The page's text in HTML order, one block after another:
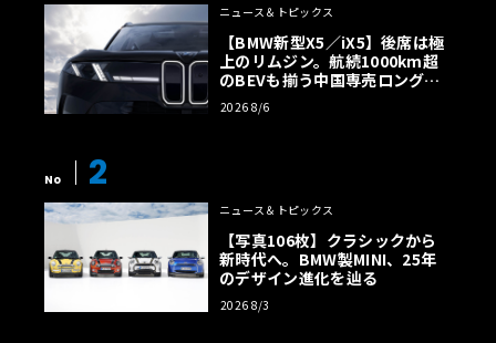
ニュース＆トピックス
【BMW新型X5／iX5】後席は極
上のリムジン。航続1000km超
のBEVも揃う中国専売ロング仕
様の全貌
2026 8/6
No 2
ニュース＆トピックス
【写真106枚】クラシックから
新時代へ。BMW製MINI、25年
のデザイン進化を辿る
2026 8/3